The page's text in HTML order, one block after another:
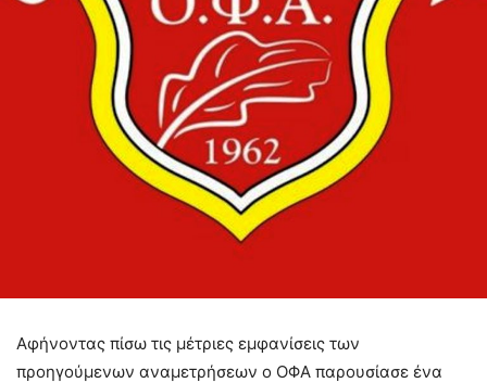
Αφήνοντας πίσω τις μέτριες εμφανίσεις των
προηγούμενων αναμετρήσεων ο ΟΦΑ παρουσίασε ένα